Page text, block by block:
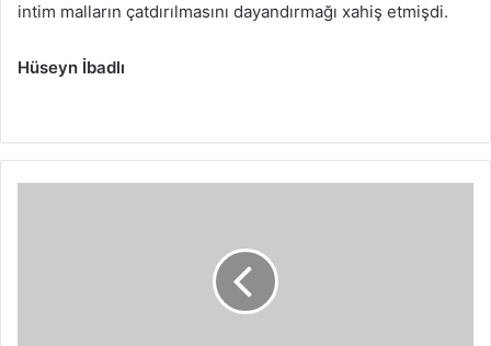
intim malların çatdırılmasını dayandırmağı xahiş etmişdi.
Hüseyn İbadlı